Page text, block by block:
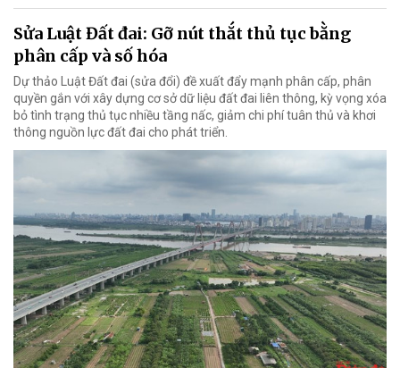
Sửa Luật Đất đai: Gỡ nút thắt thủ tục bằng
phân cấp và số hóa
Dự thảo Luật Đất đai (sửa đổi) đề xuất đẩy mạnh phân cấp, phân
quyền gắn với xây dựng cơ sở dữ liệu đất đai liên thông, kỳ vọng xóa
bỏ tình trạng thủ tục nhiều tầng nấc, giảm chi phí tuân thủ và khơi
thông nguồn lực đất đai cho phát triển.